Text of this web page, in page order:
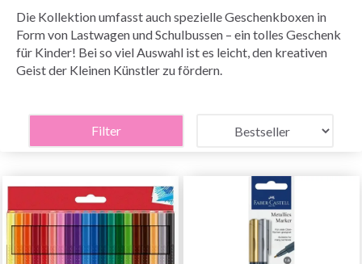
Die Kollektion umfasst auch spezielle Geschenkboxen in
Form von Lastwagen und Schulbussen – ein tolles Geschenk
für Kinder! Bei so viel Auswahl ist es leicht, den kreativen
Geist der Kleinen Künstler zu fördern.
Filter